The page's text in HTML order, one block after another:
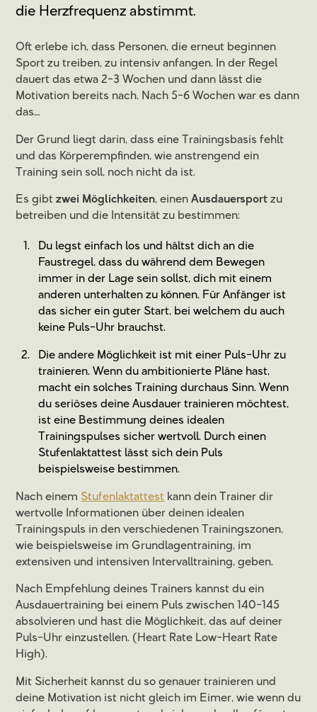
die Herzfrequenz abstimmt.
Oft erlebe ich, dass Personen, die erneut beginnen
Sport zu treiben, zu intensiv anfangen. In der Regel
dauert das etwa 2-3 Wochen und dann lässt die
Motivation bereits nach. Nach 5-6 Wochen war es dann
das…
Der Grund liegt darin, dass eine Trainingsbasis fehlt
und das Körperempfinden, wie anstrengend ein
Training sein soll, noch nicht da ist.
Es gibtzwei Möglichkeiten, einenAusdauersport zu
betreiben und die Intensität zu bestimmen:
Du legst einfach los und hältst dich an die
Faustregel, dass du während dem Bewegen
immer in der Lage sein sollst, dich mit einem
anderen unterhalten zu können. Für Anfänger ist
das sicher ein guter Start, bei welchem du auch
keine Puls-Uhr brauchst.
Die andere Möglichkeit ist mit einer Puls-Uhr zu
trainieren. Wenn du ambitionierte Pläne hast,
macht ein solches Training durchaus Sinn. Wenn
du seriöses deine Ausdauer trainieren möchtest,
ist eine Bestimmung deines idealen
Trainingspulses sicher wertvoll. Durch einen
Stufenlaktattest lässt sich dein Puls
beispielsweise bestimmen.
Nach einem Stufenlaktattest kann dein Trainer dir
wertvolle Informationen über deinen idealen
Trainingspuls in den verschiedenen Trainingszonen,
wie beispielsweise im Grundlagentraining, im
extensiven und intensiven Intervalltraining, geben.
Nach Empfehlung deines Trainers kannst du ein
Ausdauertraining bei einem Puls zwischen 140-145
absolvieren und hast die Möglichkeit, das auf deiner
Puls-Uhr einzustellen. (Heart Rate Low-Heart Rate
High).
Mit Sicherheit kannst du so genauer trainieren und
deine Motivation ist nicht gleich im Eimer, wie wenn du